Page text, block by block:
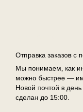
Отправка заказов с
Мы понимаем, как
можно быстрее —
Новой почтой в
сделан до 15:00.